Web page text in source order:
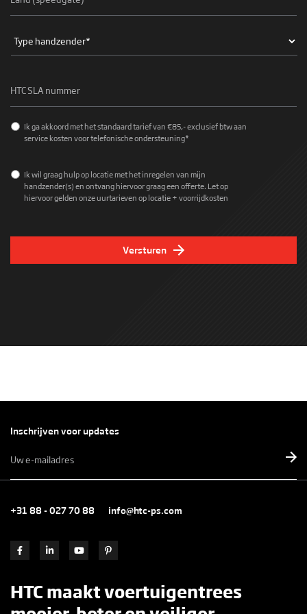
handzender *
nummer
Service
tarief *
Ik ga akkoord met het standaard tarief van €85,- exclusief btw aan
service kosten voor telefonische ondersteuning*
Op
locatie
Ik wil graag hulp op locatie met het inregelen van mijn
handzender(s) en ontvang hiervoor graag een offerte. Let op
hiervoor gelden onze uurtarieven op locatie + voorrijdkosten
Versturen
Inschrijven voor updates
mailadres *
+31 88 - 027 70 88 info@htc-ps.com
HTC maakt voertuigentrees